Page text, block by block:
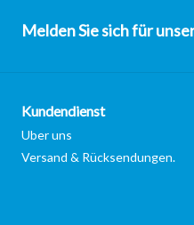
Melden Sie sich für
Kundendienst
Uber uns
Versand & Rücksendungen.